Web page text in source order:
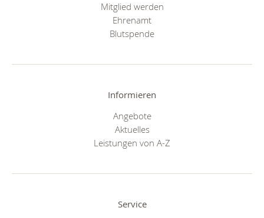
Mitglied werden
Ehrenamt
Blutspende
Informieren
Angebote
Aktuelles
Leistungen von A-Z
Service